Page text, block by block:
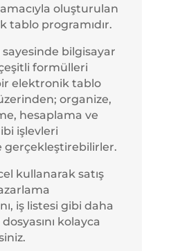
oluşturulan
tablo programıdır.
bilgisayar
çeşitli formülleri
elektronik tablo
organize,
hesaplama ve
işlevleri
gerçekleştirebilirler.
kullanarak satış
iş listesi gibi daha
kolayca